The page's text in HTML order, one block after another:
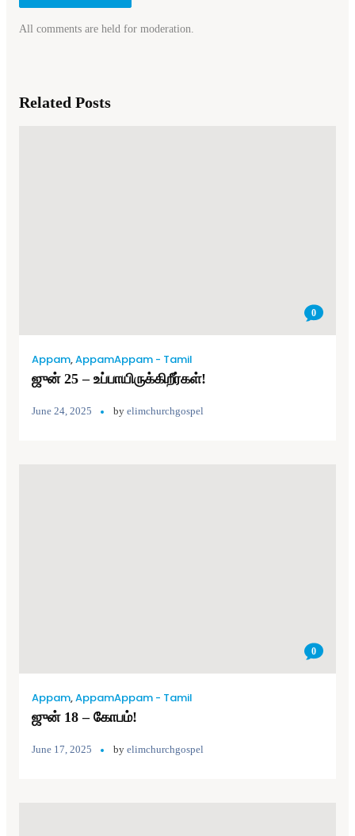
All comments are held for moderation.
Related Posts
0
Appam,AppamAppam - Tamil
ஜுன் 25 – உப்பாயிருக்கிறீர்கள்!
June 24, 2025 by elimchurchgospel
0
Appam,AppamAppam - Tamil
ஜுன் 18 – கோபம்!
June 17, 2025 by elimchurchgospel